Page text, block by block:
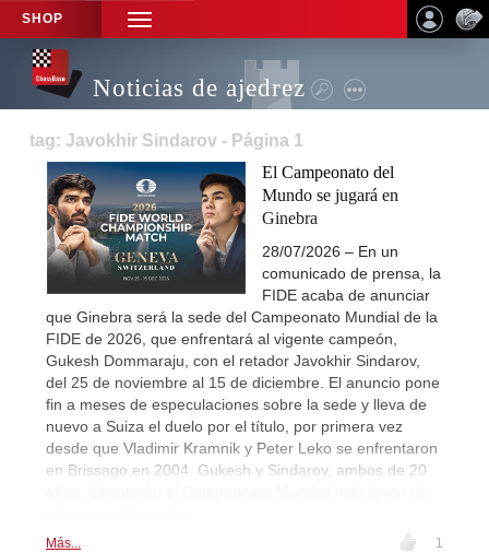
SHOP
TOGGLE
NAVIGATION
Noticias de ajedrez
tag: Javokhir Sindarov - Página 1
El Campeonato del
Mundo se jugará en
Ginebra
28/07/2026 – En un
comunicado de prensa, la
FIDE acaba de anunciar
que Ginebra será la sede del Campeonato Mundial de la
FIDE de 2026, que enfrentará al vigente campeón,
Gukesh Dommaraju, con el retador Javokhir Sindarov,
del 25 de noviembre al 15 de diciembre. El anuncio pone
fin a meses de especulaciones sobre la sede y lleva de
nuevo a Suiza el duelo por el título, por primera vez
desde que Vladimir Kramnik y Peter Leko se enfrentaron
en Brissago en 2004. Gukesh y Sindarov, ambos de 20
Más... 1